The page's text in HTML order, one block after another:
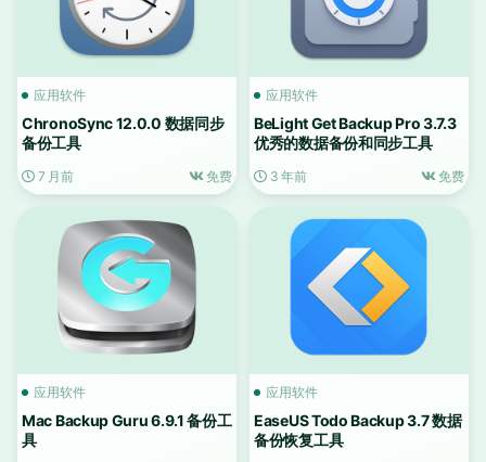
应用软件
ChronoSync 12.0.0 数据同步
备份工具
7 月前 免费
应用软件
BeLight Get Backup Pro 3.7.3
优秀的数据备份和同步工具
3 年前 免费
应用软件
Mac Backup Guru 6.9.1 备份工
具
应用软件
EaseUS Todo Backup 3.7 数据
备份恢复工具